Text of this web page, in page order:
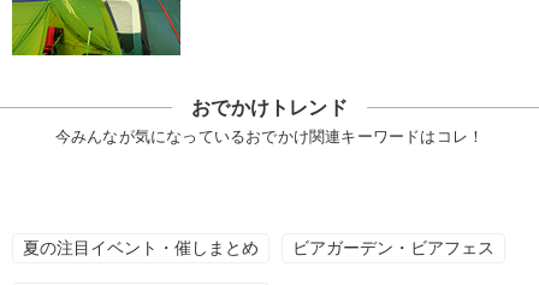
おでかけトレンド
今みんなが気になっているおでかけ関連キーワードはコレ！
夏の注目イベント・催しまとめ ビアガーデン・ビアフェス